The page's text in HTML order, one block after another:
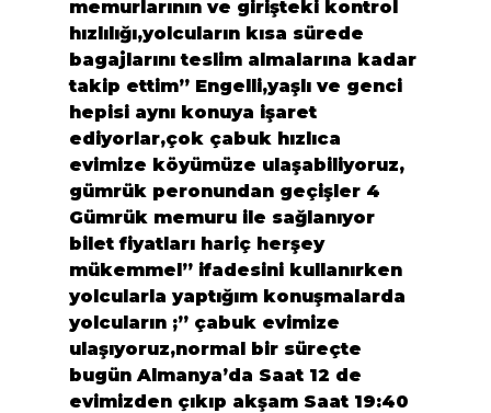
memurlarının ve girişteki kontrol
hızlılığı,yolcuların kısa sürede
bagajlarını teslim almalarına kadar
takip ettim” Engelli,yaşlı ve genci
hepisi aynı konuya işaret
ediyorlar,çok çabuk hızlıca
evimize köyümüze ulaşabiliyoruz,
gümrük peronundan geçişler 4
Gümrük memuru ile sağlanıyor
bilet fiyatları hariç herşey
mükemmel” ifadesini kullanırken
yolcularla yaptığım konuşmalarda
yolcuların ;” çabuk evimize
ulaşıyoruz,normal bir süreçte
bugün Almanya’da Saat 12 de
evimizden çıkıp akşam Saat 19:40